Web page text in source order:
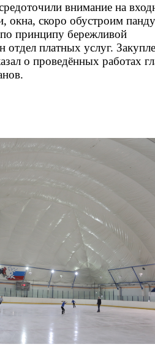
внимание на
окна, скоро обустроим
по принципу бережливой
платных услуг.
о проведённых работах